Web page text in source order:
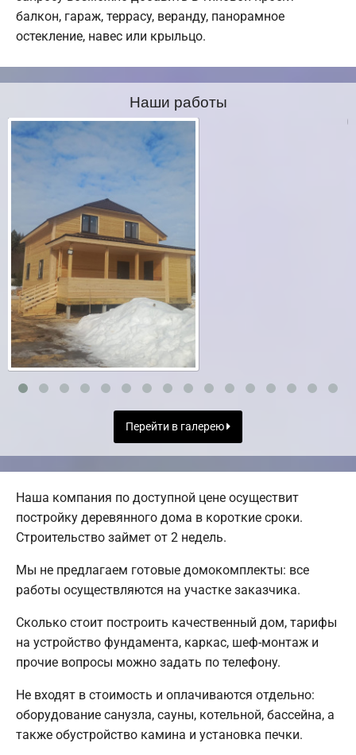
балкон, гараж, террасу, веранду, панорамное
остекление, навес или крыльцо.
Наши работы
Перейти в галерею
Наша компания по доступной цене осуществит
постройку деревянного дома в короткие сроки.
Строительство займет от 2 недель.
Мы не предлагаем готовые домокомплекты: все
работы осуществляются на участке заказчика.
Сколько стоит построить качественный дом, тарифы
на устройство фундамента, каркас, шеф-монтаж и
прочие вопросы можно задать по телефону.
Не входят в стоимость и оплачиваются отдельно:
оборудование санузла, сауны, котельной, бассейна, а
также обустройство камина и установка печки.